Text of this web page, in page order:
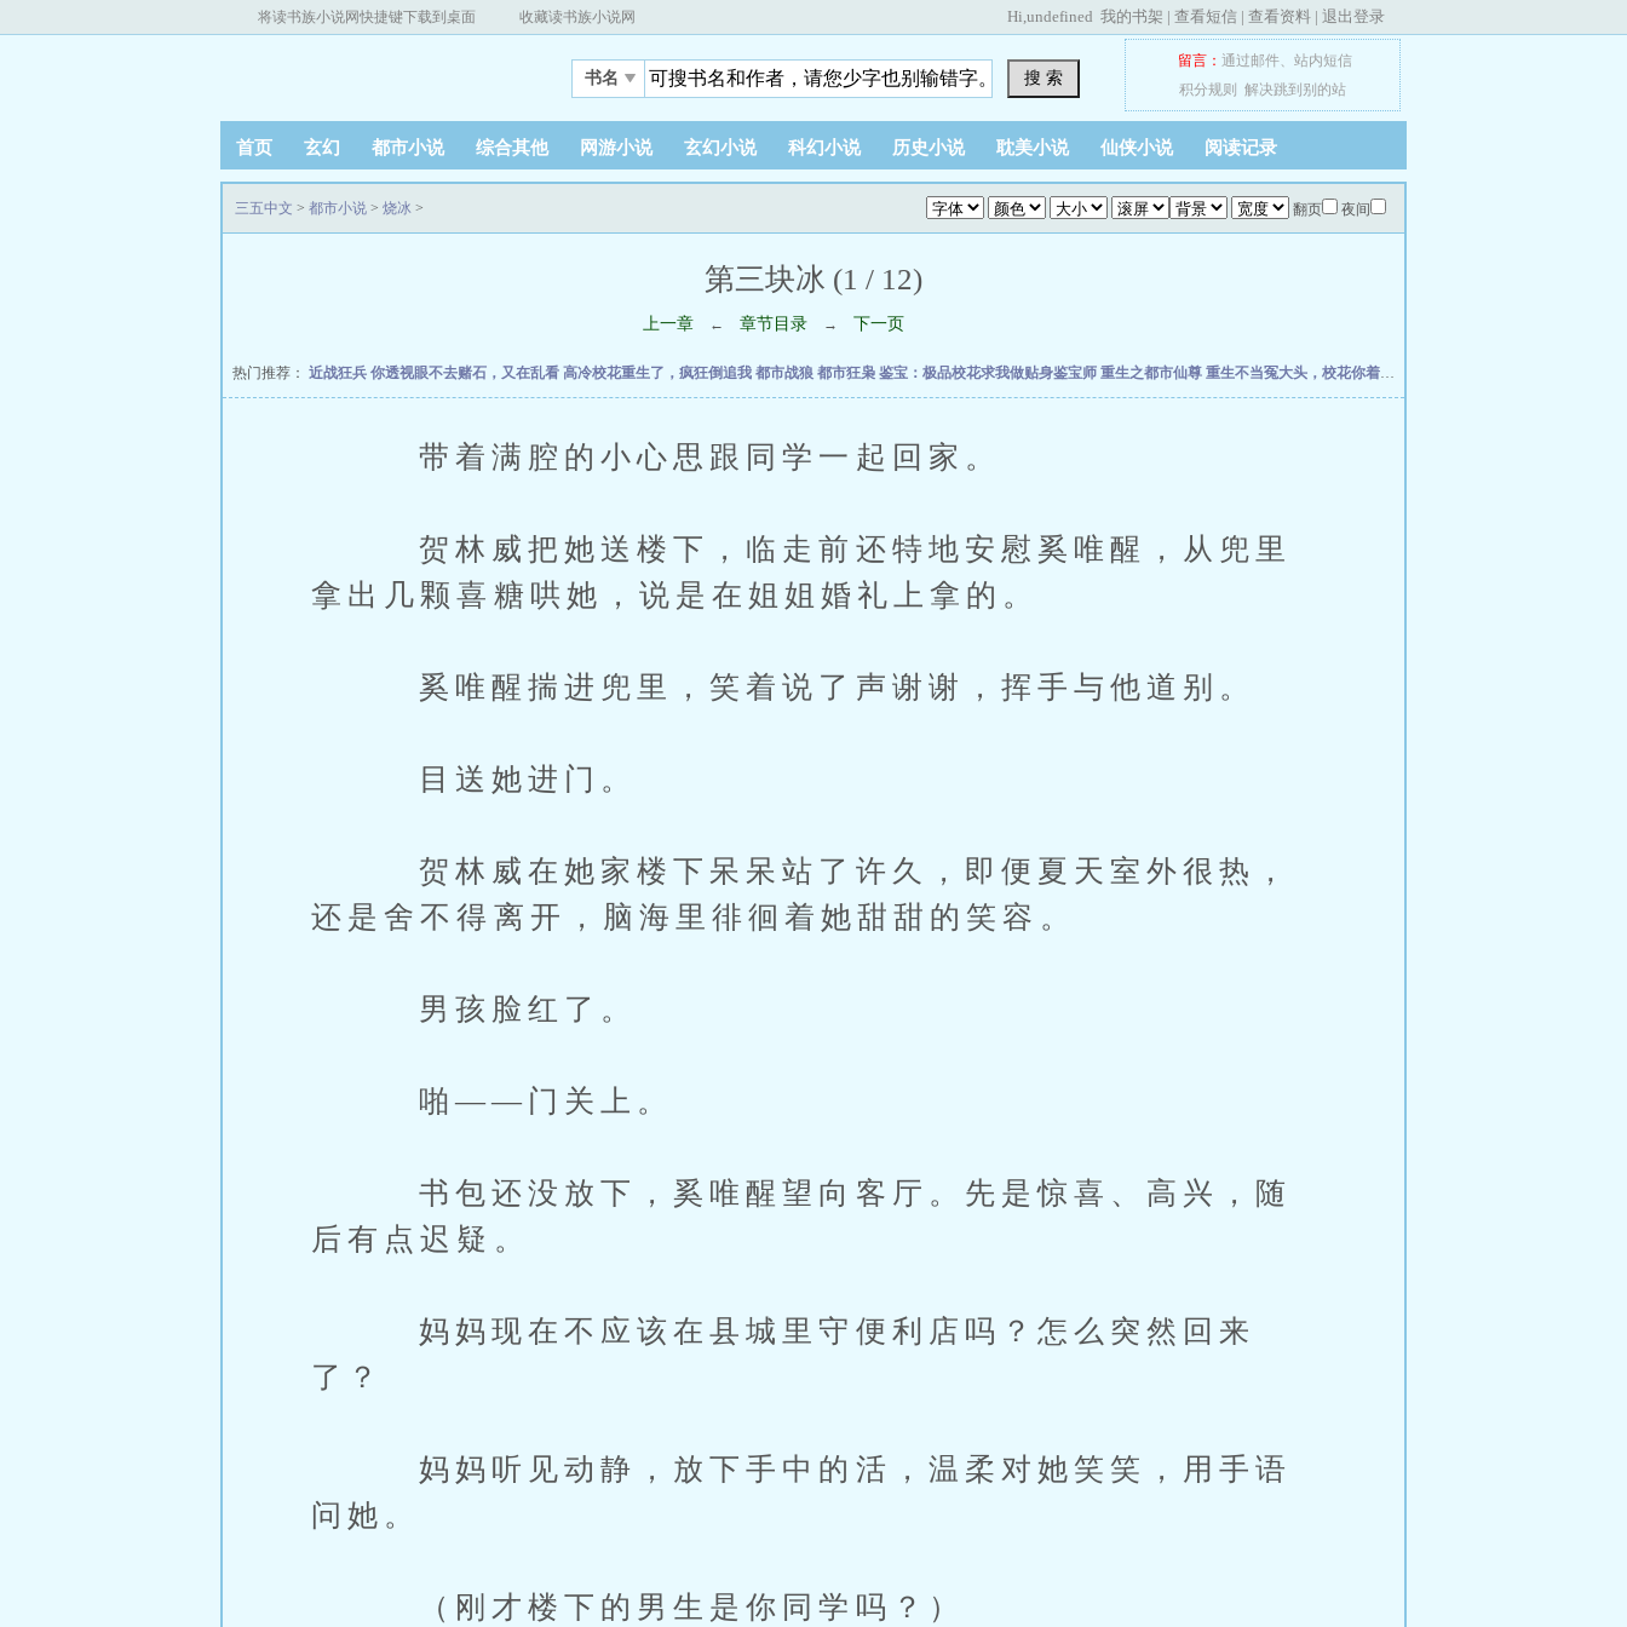
将读书族小说网快捷键下载到桌面 收藏读书族小说网 Hi,undefined 我的书架 | 查看短信 | 查看资料 | 退出登录
书名 搜 索
留言： 通过邮件、 站内短信
积分规则
解决跳到别的站
首页 玄幻 都市小说 综合其他 网游小说 玄幻小说 科幻小说 历史小说 耽美小说 仙侠小说 阅读记录
翻页 夜间
三五中文 > 都市小说 > 烧冰 >
第三块冰 (1 / 12)
上一章 ← 章节目录 → 下一页
热门推荐： 近战狂兵 你透视眼不去赌石，又在乱看 高冷校花重生了，疯狂倒追我 都市战狼 都市狂枭 鉴宝：极品校花求我做贴身鉴宝师 重生之都市仙尊 重生不当冤大头，校花你着急啥？
带着满腔的小心思跟同学一起回家。
贺林威把她送楼下，临走前还特地安慰奚唯醒，从兜里
拿出几颗喜糖哄她，说是在姐姐婚礼上拿的。
奚唯醒揣进兜里，笑着说了声谢谢，挥手与他道别。
目送她进门。
贺林威在她家楼下呆呆站了许久，即便夏天室外很热，
还是舍不得离开，脑海里徘徊着她甜甜的笑容。
男孩脸红了。
啪——门关上。
书包还没放下，奚唯醒望向客厅。先是惊喜、高兴，随
后有点迟疑。
妈妈现在不应该在县城里守便利店吗？怎么突然回来
了？
妈妈听见动静，放下手中的活，温柔对她笑笑，用手语
问她。
（刚才楼下的男生是你同学吗？）